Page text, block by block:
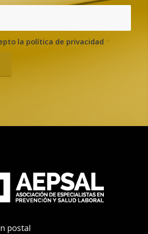
la política de privacidad
postal